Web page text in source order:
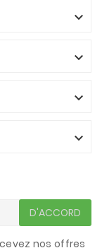




D'ACCORD
nos offres